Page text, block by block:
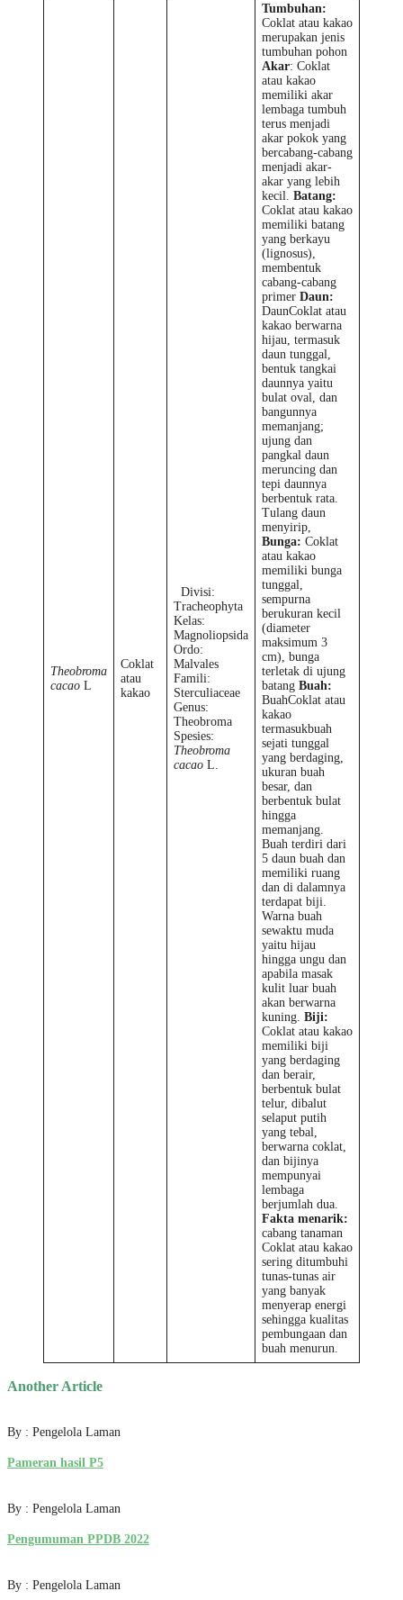
Theobroma
cacao L
Coklat
atau
kakao
Divisi:
Tracheophyta
Kelas:
Magnoliopsida
Ordo:
Malvales
Famili:
Sterculiaceae
Genus:
Theobroma
Spesies:
Theobroma
cacao L.
Tumbuhan:
Coklat atau kakao
merupakan jenis
tumbuhan pohon
Akar: Coklat
atau kakao
memiliki akar
lembaga tumbuh
terus menjadi
akar pokok yang
bercabang-cabang
menjadi akar-
akar yang lebih
kecil. Batang:
Coklat atau kakao
memiliki batang
yang berkayu
(lignosus),
membentuk
cabang-cabang
primer Daun:
DaunCoklat atau
kakao berwarna
hijau, termasuk
daun tunggal,
bentuk tangkai
daunnya yaitu
bulat oval, dan
bangunnya
memanjang;
ujung dan
pangkal daun
meruncing dan
tepi daunnya
berbentuk rata.
Tulang daun
menyirip,
Bunga: Coklat
atau kakao
memiliki bunga
tunggal,
sempurna
berukuran kecil
(diameter
maksimum 3
cm), bunga
terletak di ujung
batang Buah:
BuahCoklat atau
kakao
termasukbuah
sejati tunggal
yang berdaging,
ukuran buah
besar, dan
berbentuk bulat
hingga
memanjang.
Buah terdiri dari
5 daun buah dan
memiliki ruang
dan di dalamnya
terdapat biji.
Warna buah
sewaktu muda
yaitu hijau
hingga ungu dan
apabila masak
kulit luar buah
akan berwarna
kuning. Biji:
Coklat atau kakao
memiliki biji
yang berdaging
dan berair,
berbentuk bulat
telur, dibalut
selaput putih
yang tebal,
berwarna coklat,
dan bijinya
mempunyai
lembaga
berjumlah dua.
Fakta menarik:
cabang tanaman
Coklat atau kakao
sering ditumbuhi
tunas-tunas air
yang banyak
menyerap energi
sehingga kualitas
pembungaan dan
buah menurun.
Another Article
By : Pengelola Laman
Pameran hasil P5
By : Pengelola Laman
Pengumuman PPDB 2022
By : Pengelola Laman